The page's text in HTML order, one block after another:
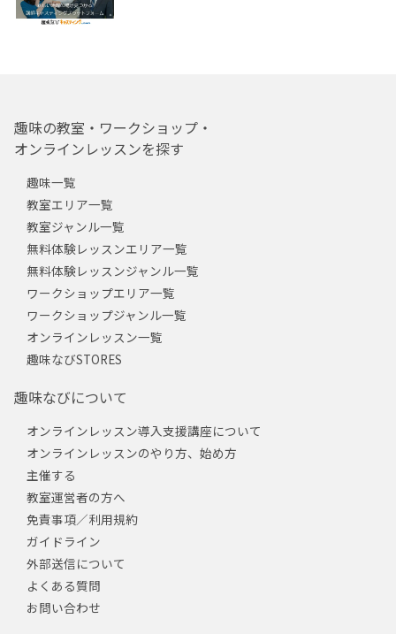
趣味の教室・ワークショップ・
オンラインレッスンを探す
趣味一覧
教室エリア一覧
教室ジャンル一覧
無料体験レッスンエリア一覧
無料体験レッスンジャンル一覧
ワークショップエリア一覧
ワークショップジャンル一覧
オンラインレッスン一覧
趣味なびSTORES
趣味なびについて
オンラインレッスン導入支援講座について
オンラインレッスンのやり方、始め方
主催する
教室運営者の方へ
免責事項／利用規約
ガイドライン
外部送信について
よくある質問
お問い合わせ